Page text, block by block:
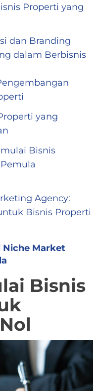
Properti yang
dan Branding
dalam Berbisnis
yang
Bisnis
Agency:
Bisnis Properti
Niche Market
Bisnis